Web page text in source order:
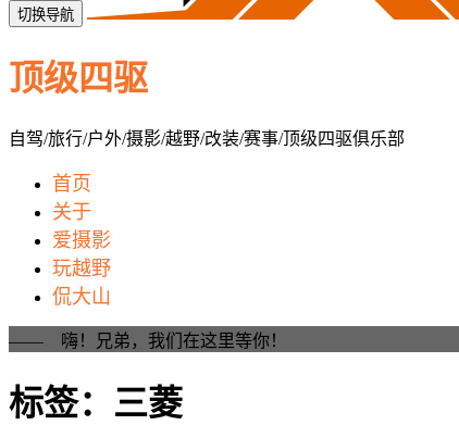
切换导航
顶级四驱
自驾/旅行/户外/摄影/越野/改装/赛事/顶级四驱俱乐部
首页
关于
爱摄影
玩越野
侃大山
—— 嗨！兄弟，我们在这里等你！
标签：三菱